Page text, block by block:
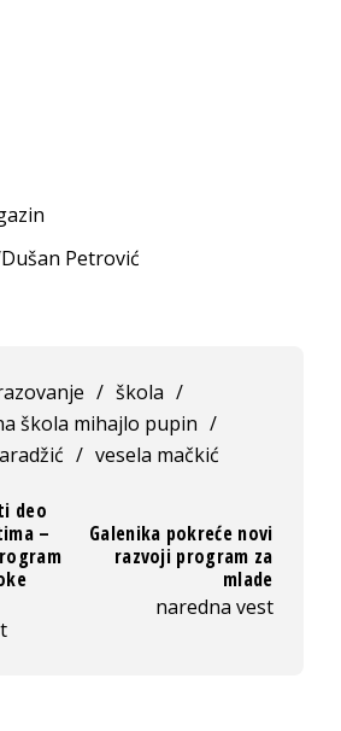
Petrović
/ škola /
škola mihajlo pupin /
/ vesela mačkić
deo
–
Galenika pokreće novi
razvoji program za
mlade
naredna vest